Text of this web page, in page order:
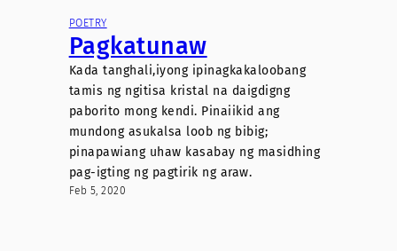
POETRY
Pagkatunaw
Kada tanghali,iyong ipinagkakaloobang
tamis ng ngitisa kristal na daigdigng
paborito mong kendi. Pinaiikid ang
mundong asukalsa loob ng bibig;
pinapawiang uhaw kasabay ng masidhing
pag-igting ng pagtirik ng araw.
Feb 5, 2020